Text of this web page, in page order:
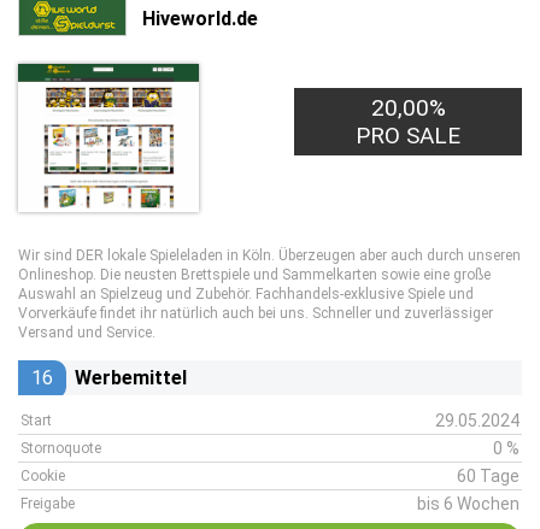
Hiveworld.de
20,00%
PRO SALE
Wir sind DER lokale Spieleladen in Köln. Überzeugen aber auch durch unseren
Onlineshop. Die neusten Brettspiele und Sammelkarten sowie eine große
Auswahl an Spielzeug und Zubehör. Fachhandels-exklusive Spiele und
Vorverkäufe findet ihr natürlich auch bei uns. Schneller und zuverlässiger
Versand und Service.
16 Werbemittel
Start 29.05.2024
Stornoquote 0 %
Cookie 60 Tage
Freigabe bis 6 Wochen